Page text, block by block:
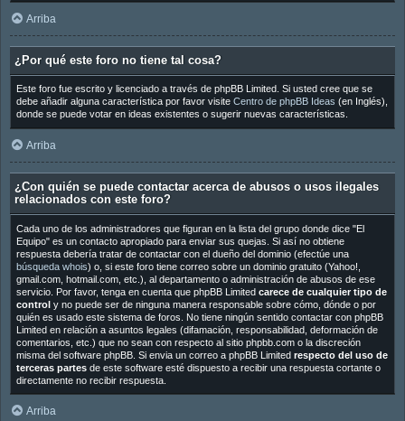
Arriba
¿Por qué este foro no tiene tal cosa?
Este foro fue escrito y licenciado a través de phpBB Limited. Si usted cree que se
debe añadir alguna característica por favor visite Centro de phpBB Ideas (en Inglés),
donde se puede votar en ideas existentes o sugerir nuevas características.
Arriba
¿Con quién se puede contactar acerca de abusos o usos ilegales
relacionados con este foro?
Cada uno de los administradores que figuran en la lista del grupo donde dice "El
Equipo" es un contacto apropiado para enviar sus quejas. Si así no obtiene
respuesta debería tratar de contactar con el dueño del dominio (efectúe una
búsqueda whois) o, si este foro tiene correo sobre un dominio gratuito (Yahoo!,
gmail.com, hotmail.com, etc.), al departamento o administración de abusos de ese
servicio. Por favor, tenga en cuenta que phpBB Limited carece de cualquier tipo de
controly no puede ser de ninguna manera responsable sobre cómo, dónde o por
quién es usado este sistema de foros. No tiene ningún sentido contactar con phpBB
Limited en relación a asuntos legales (difamación, responsabilidad, deformación de
comentarios, etc.) que no sean con respecto al sitio phpbb.com o la discreción
misma del software phpBB. Si envia un correo a phpBB Limited respecto del uso de
terceras partesde este software esté dispuesto a recibir una respuesta cortante o
directamente no recibir respuesta.
Arriba